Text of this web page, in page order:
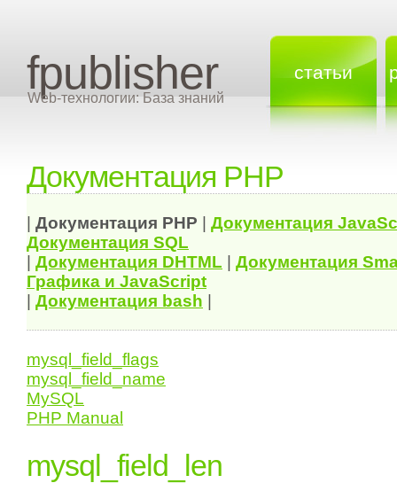
fpublisher
Web-технологии: База знаний
статьи
Документация PHP
Документация PHP Документация
Документация SQL
Документация DHTML
Документация
Графика и JavaScript
Документация bash
mysql_field_flags
mysql_field_name
MySQL
PHP Manual
mysql_field_len